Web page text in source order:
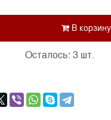
Осталось: 3 шт.